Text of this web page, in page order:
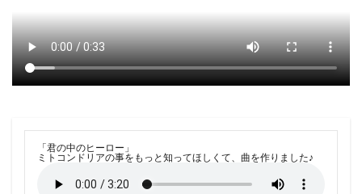
「君の中のヒーロー」
ミトコンドリアの事をもっと知ってほしくて、曲を作りました♪